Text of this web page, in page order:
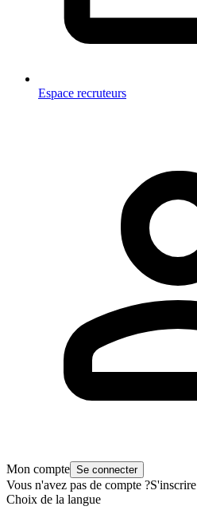
Espace recruteurs
Mon compte Se connecter
Vous n'avez pas de compte ?S'inscrire
Choix de la langue